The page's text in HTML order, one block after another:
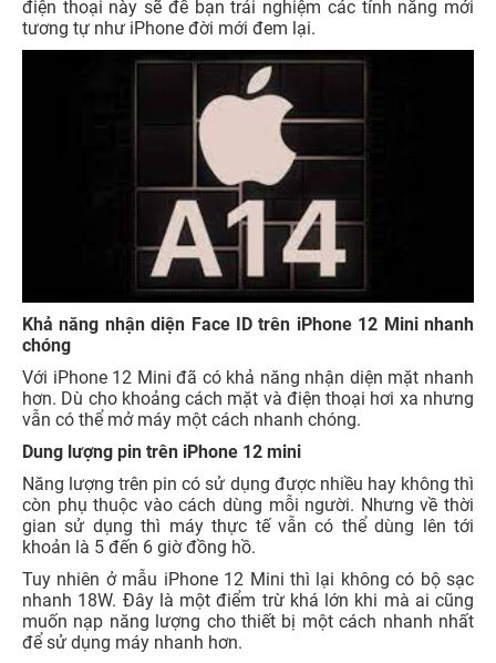
điện thoại này sẽ để bạn trải nghiệm các tính năng mới
tương tự như iPhone đời mới đem lại.
Khả năng nhận diện Face ID trên iPhone 12 Mini nhanh
chóng
Với iPhone 12 Mini đã có khả năng nhận diện mặt nhanh
hơn. Dù cho khoảng cách mặt và điện thoại hơi xa nhưng
vẫn có thể mở máy một cách nhanh chóng.
Dung lượng pin trên iPhone 12 mini
Năng lượng trên pin có sử dụng được nhiều hay không thì
còn phụ thuộc vào cách dùng mỗi người. Nhưng về thời
gian sử dụng thì máy thực tế vẫn có thể dùng lên tới
khoản là 5 đến 6 giờ đồng hồ.
Tuy nhiên ở mẫu iPhone 12 Mini thì lại không có bộ sạc
nhanh 18W. Đây là một điểm trừ khá lớn khi mà ai cũng
muốn nạp năng lượng cho thiết bị một cách nhanh nhất
để sử dụng máy nhanh hơn.